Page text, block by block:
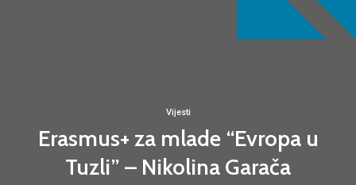
Vijesti
Erasmus+ za mlade “Evropa u
Tuzli” – Nikolina Garača